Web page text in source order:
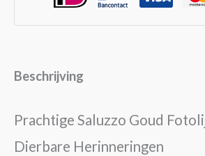
Beschrijving
Prachtige Saluzzo Goud
Dierbare Herinneringen